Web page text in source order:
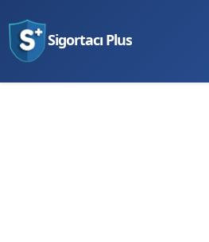
Sigortacı Plus